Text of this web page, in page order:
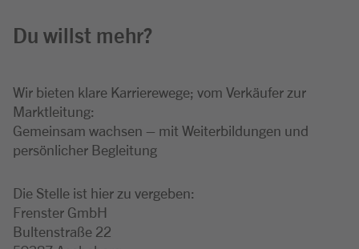
Du willst mehr?
Wir bieten klare Karrierewege; vom Verkäufer zur
Marktleitung:
Gemeinsam wachsen – mit Weiterbildungen und
persönlicher Begleitung
Die Stelle ist hier zu vergeben:
Frenster GmbH
Bultenstraße 22